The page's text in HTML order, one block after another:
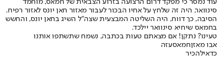
עוד נמסר כי מפקד דרום הרצועה בזרוע הצבאית של חמאס, מוחמד
סינוואר, היה זה שלחץ על אחיו הבכור לעבור מאזור חאן יונס לאזור רפיח.
הסיבה, כך דווח, היה השליטה המבצעית שצה"ל השיג בחאן יונס, והחשש
בחמאס שיחיא סינוואר יילכד.
טעינו? נתקן! אם מצאתם טעות בכתבה, נשמח שתשתפו אותנו
אבו מאזןחמאסעזה
כדאילהכיר